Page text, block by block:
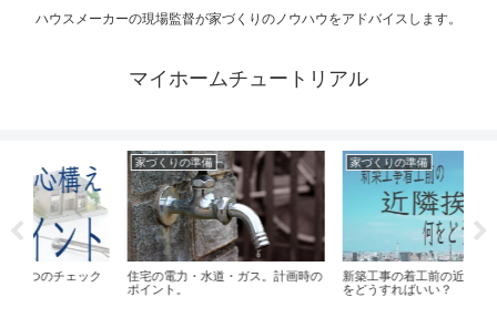
ハウスメーカーの現場監督が家づくりのノウハウをアドバイスします。
マイホームチュートリアル
ック
家づくりの準備
住宅の電力・水道・ガス。計画時の
家づくりの準備
新築工事の着工前の近隣挨拶って何
をどうすればいい？